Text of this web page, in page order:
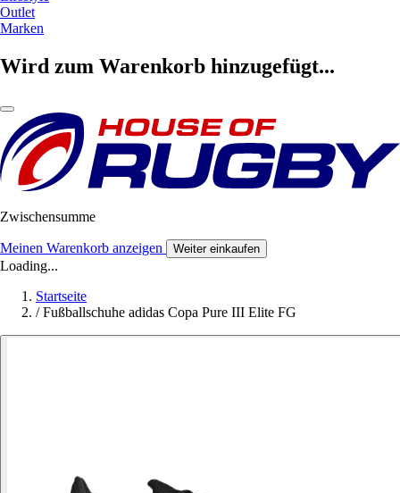
Outlet
Marken
Wird zum Warenkorb hinzugefügt...
Zwischensumme
Meinen Warenkorb anzeigen Weiter einkaufen
Loading...
Startseite
/ Fußballschuhe adidas Copa Pure III Elite FG